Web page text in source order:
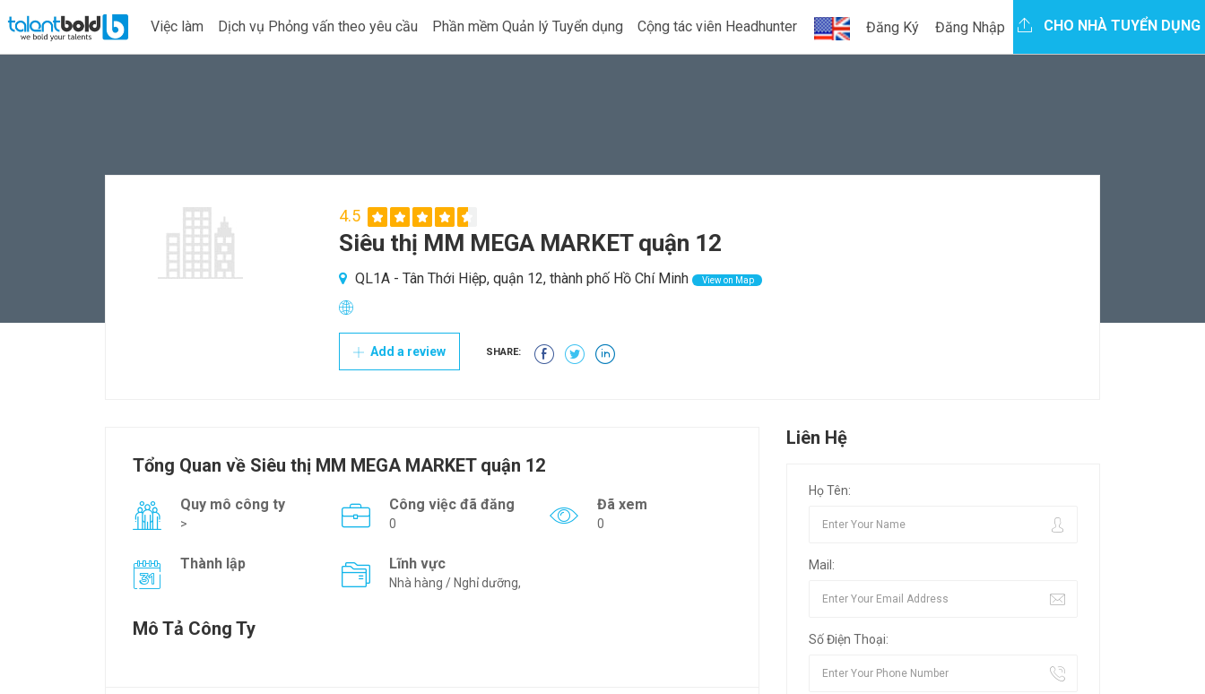
Việc làm Dịch vụ Phỏng vấn theo yêu cầu Phần mềm Quản lý Tuyển dụng Cộng tác viên Headhunter Đăng Ký Đăng Nhập CHO NHÀ TUYỂN DỤNG
4.5
Siêu thị MM MEGA MARKET quận 12
QL1A - Tân Thới Hiệp, quận 12, thành phố Hồ Chí Minh View on Map
Add a review SHARE:
Tổng Quan về Siêu thị MM MEGA MARKET quận 12
Quy mô công ty
>
Công việc đã đăng
0
Đã xem
0
Thành lập Lĩnh vực
Nhà hàng / Nghỉ dưỡng,
Mô Tả Công Ty
Liên Hệ
Họ Tên:
Mail:
Số Điện Thoại: